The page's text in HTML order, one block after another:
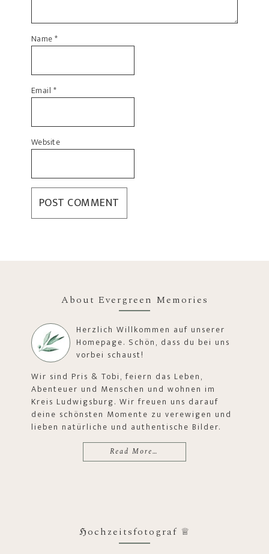
Name*
Email *
Website
About Evergreen Memories
Herzlich Willkommen auf unserer
Homepage. Schön, dass du bei uns
vorbei schaust!
Wir sind Pris & Tobi, feiern das Leben,
Abenteuer und Menschen und wohnen im
Kreis Ludwigsburg. Wir freuen uns darauf
deine schönsten Momente zu verewigen und
lieben natürliche und authentische Bilder.
Read More…
ℌochzeitsfotograf ♕